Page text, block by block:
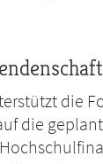
die
die